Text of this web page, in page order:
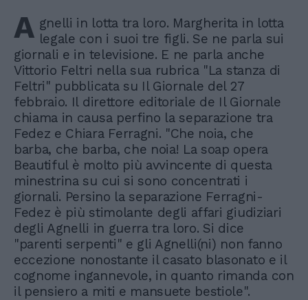
A gnelli in lotta tra loro. Margherita in lotta
legale con i suoi tre figli. Se ne parla sui
giornali e in televisione. E ne parla anche
Vittorio Feltri nella sua rubrica "La stanza di
Feltri" pubblicata su Il Giornale del 27
febbraio. Il direttore editoriale de Il Giornale
chiama in causa perfino la separazione tra
Fedez e Chiara Ferragni. "Che noia, che
barba, che barba, che noia! La soap opera
Beautiful è molto più avvincente di questa
minestrina su cui si sono concentrati i
giornali. Persino la separazione Ferragni-
Fedez è più stimolante degli affari giudiziari
degli Agnelli in guerra tra loro. Si dice
"parenti serpenti" e gli Agnelli(ni) non fanno
eccezione nonostante il casato blasonato e il
cognome ingannevole, in quanto rimanda con
il pensiero a miti e mansuete bestiole".